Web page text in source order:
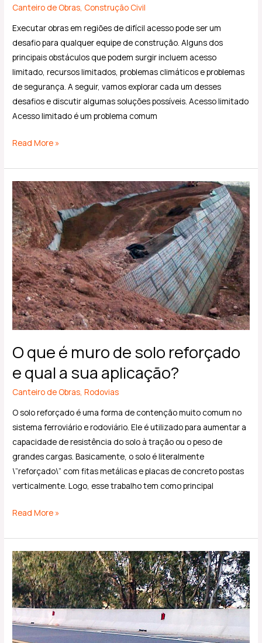
Canteiro de Obras Construção Civil
Executar obras em regiões de difícil acesso pode ser um
desafio para qualquer equipe de construção. Alguns dos
principais obstáculos que podem surgir incluem acesso
limitado, recursos limitados, problemas climáticos e problemas
de segurança. A seguir, vamos explorar cada um desses
desafios e discutir algumas soluções possíveis. Acesso limitado
Acesso limitado é um problema comum
Read More »
O que é muro de solo reforçado
e qual a sua aplicação?
Canteiro de Obras ,Rodovias
O solo reforçado é uma forma de contenção muito comum no
sistema ferroviário e rodoviário. Ele é utilizado para aumentar a
capacidade de resistência do solo à tração ou o peso de
grandes cargas. Basicamente, o solo é literalmente
\”reforçado\” com fitas metálicas e placas de concreto postas
verticalmente. Logo, esse trabalho tem como principal
O
que
é
muro
de
solo
reforçado
e
qual
a
aplicação?
Read More »
Barreira
de
concreto
ou
metálica
nas